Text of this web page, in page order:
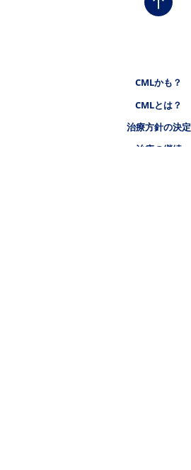
CMLかも？
CMLとは？
治療方針の決定
治療の継続